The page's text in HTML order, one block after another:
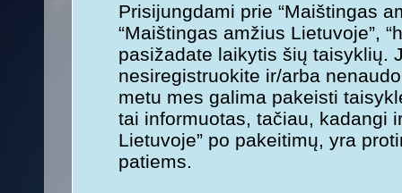
Prisijungdami prie “Maištingas
“Maištingas amžius Lietuvoje”,
pasižadate laikytis šių taisyklių.
nesiregistruokite ir/arba
metu mes galima pakeisti
tai informuotas, tačiau, kadangi
Lietuvoje” po pakeitimų, yra
patiems.